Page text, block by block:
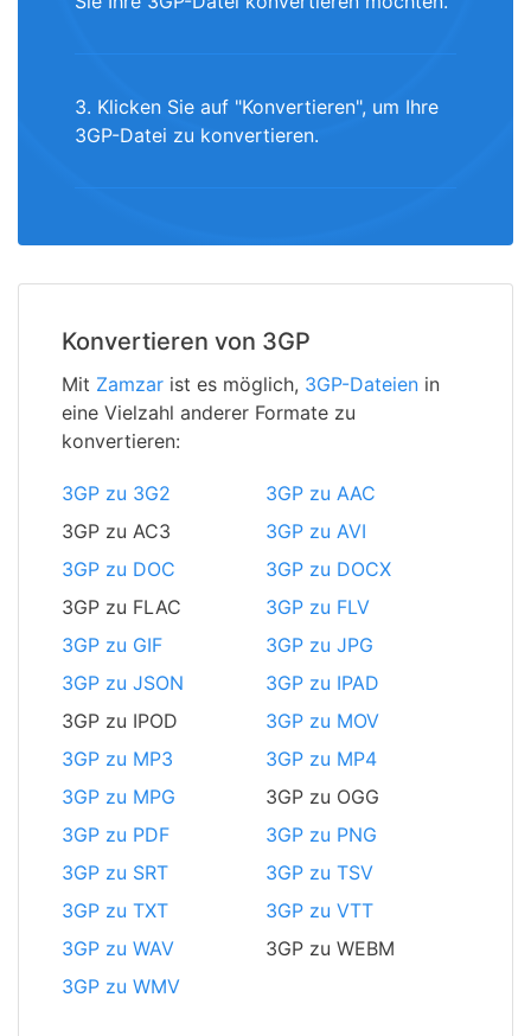
3. Klicken Sie auf "Konvertieren", um Ihre
3GP-Datei zu konvertieren.
Konvertieren von 3GP
Mit Zamzar ist es möglich, 3GP-Dateien in
eine Vielzahl anderer Formate zu
konvertieren:
3GP zu 3G2
3GP zu AAC
3GP zu AC3
3GP zu AVI
3GP zu DOC
3GP zu DOCX
3GP zu FLAC
3GP zu FLV
3GP zu GIF
3GP zu JPG
3GP zu JSON
3GP zu IPAD
3GP zu IPOD
3GP zu MOV
3GP zu MP3
3GP zu MP4
3GP zu MPG
3GP zu OGG
3GP zu PDF
3GP zu PNG
3GP zu SRT
3GP zu TSV
3GP zu TXT
3GP zu VTT
3GP zu WAV
3GP zu WEBM
3GP zu WMV